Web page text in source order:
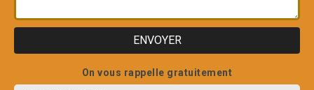
On vous rappelle gratuitement